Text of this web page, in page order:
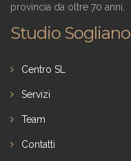
provincia da oltre 70 anni.
Studio Sogliano
Centro SL
Servizi
Team
Contatti